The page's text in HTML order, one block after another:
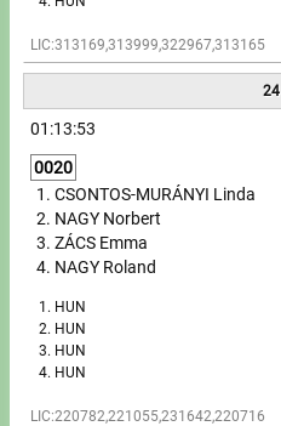
LIC:313169,313999,322967,313165
24
01:13:53
0020
CSONTOS-MURÁNYI Linda
NAGY Norbert
ZÁCS Emma
NAGY Roland
HUN
HUN
HUN
HUN
LIC:220782,221055,231642,220716